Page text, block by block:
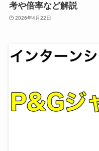
考や倍率など解説
2026年4月22日